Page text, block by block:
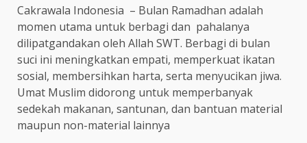
Cakrawala Indonesia – Bulan Ramadhan adalah
momen utama untuk berbagi dan pahalanya
dilipatgandakan oleh Allah SWT. Berbagi di bulan
suci ini meningkatkan empati, memperkuat ikatan
sosial, membersihkan harta, serta menyucikan jiwa.
Umat Muslim didorong untuk memperbanyak
sedekah makanan, santunan, dan bantuan material
maupun non-material lainnya